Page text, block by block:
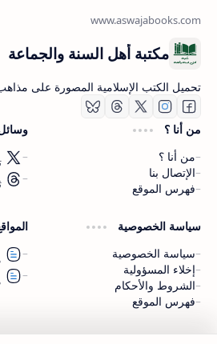
اشترك الآن
اشترك في قناتنا على تليجرام
مكتبة أهل السنة والجماعة
تحميل الكتب الإسلامية المصورة على
من أنا ؟
من أنا ؟
الإتصال بنا
فهرس الموقع
سياسة الخصوصية
سياسة الخصوصية
إخلاء المسؤولية
الشروط والأحكام
فهرس الموقع